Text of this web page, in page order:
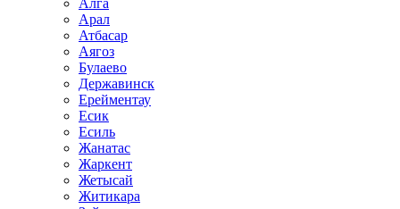
Алга
Арал
Атбасар
Аягоз
Булаево
Державинск
Ерейментау
Есик
Есиль
Жанатас
Жаркент
Жетысай
Житикара